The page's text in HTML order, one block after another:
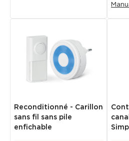
Reconditionné - Carillon
sans fil sans pile
enfichable